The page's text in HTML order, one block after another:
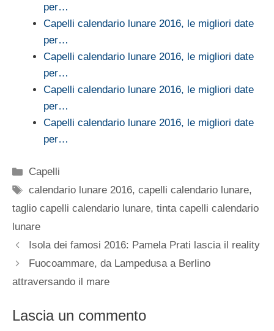
per…
Capelli calendario lunare 2016, le migliori date
per…
Capelli calendario lunare 2016, le migliori date
per…
Capelli calendario lunare 2016, le migliori date
per…
Capelli calendario lunare 2016, le migliori date
per…
Categorie
Capelli
Tag
calendario lunare 2016,capelli calendario lunare,
taglio capelli calendario lunare, tinta capelli calendario
lunare
Isola dei famosi 2016: Pamela Prati lascia il reality
Fuocoammare, da Lampedusa a Berlino
attraversando il mare
Lascia un commento